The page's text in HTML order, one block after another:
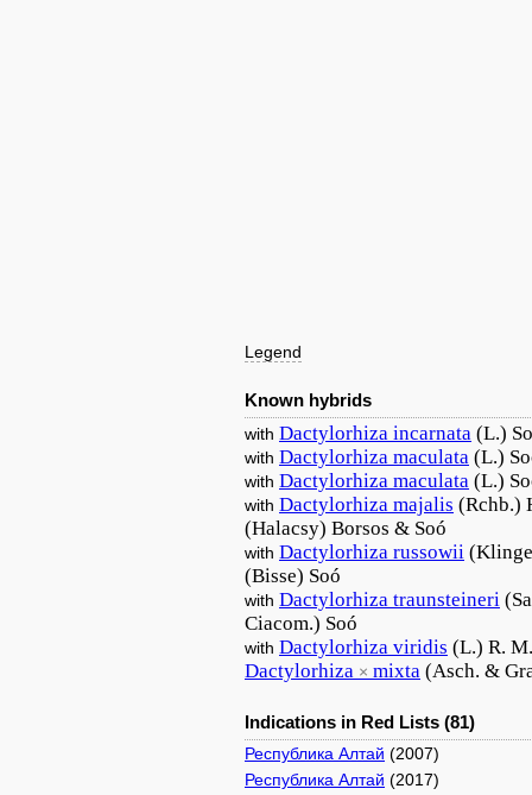
Legend
Known hybrids
with Dactylorhiza incarnata (L.)
with Dactylorhiza maculata (L.)
with Dactylorhiza maculata (L.)
with Dactylorhiza majalis (Rchb.)
(Halacsy) Borsos & Soó
with Dactylorhiza russowii
(Bisse) Soó
with Dactylorhiza traunsteineri
Ciacom.) Soó
with Dactylorhiza viridis (L.) R.
Dactylorhiza × mixta (Asch. &
Indications in Red Lists (81)
Республика Алтай (2007)
Республика Алтай (2017)